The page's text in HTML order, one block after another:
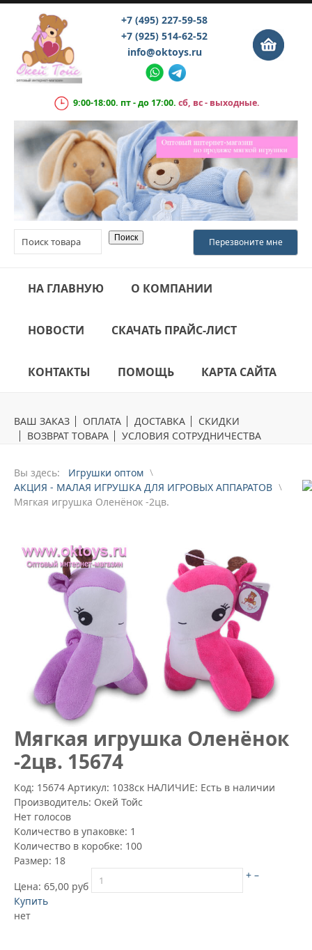
+7 (495) 227-59-58
+7 (925) 514-62-52
info@oktoys.ru
9:00-18:00. пт - до 17:00. сб, вс - выходные.
НА ГЛАВНУЮ О КОМПАНИИ
НОВОСТИ СКАЧАТЬ ПРАЙС-ЛИСТ
КОНТАКТЫ ПОМОЩЬ КАРТА САЙТА
ВАШ ЗАКАЗ ОПЛАТА ДОСТАВКА
СКИДКИ
ВОЗВРАТ ТОВАРА
УСЛОВИЯ СОТРУДНИЧЕСТВА
Вы здесь:
Игрушки оптом
АКЦИЯ - МАЛАЯ ИГРУШКА ДЛЯ ИГРОВЫХ АППАРАТОВ
Мягкая игрушка Оленёнок -2цв.
Мягкая игрушка Оленёнок
-2цв. 15674
Код: 15674 Артикул: 1038ск НАЛИЧИЕ: Есть в наличии
Производитель: Окей Тойс
Нет голосов
Количество в упаковке: 1
Количество в коробке: 100
Размер: 18
Цена: 65,00 руб
+ –
Купить
нет